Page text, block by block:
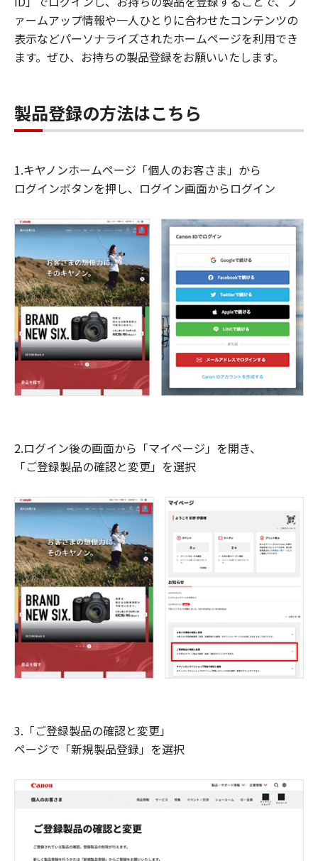
ァームアップ情報や一人ひとりに合わせたコンテンツの
表示などパーソナライズされたホームページを利用でき
ます。ぜひ、お持ちの製品登録をお願いいたします。
製品登録の方法はこちら
1.キヤノンホームページ「個人のお客さま」から
ログインボタンを押し、ログイン画面からログイン
2.ログイン後の画面から「マイページ」を開き、
「ご登録製品の確認と変更」を選択
3.「ご登録製品の確認と変更」
ページで「新規製品登録」を選択